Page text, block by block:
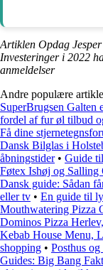
Artiklen Opdag
Investeringer i 2022
anmeldelser
Andre populære
SuperBrugsen Galten
fordel af fur øl tilbud
Få dine
Dansk Bilglas i
åbningstider• Guide
Føtex Ishøj og Salling
Dansk guide: Sådan
eller tv • En guide til
Mouthwatering Pizza
Dominos Pizza
Kebab House Menu, L
shopping • Posthus
Guides: Big Bang